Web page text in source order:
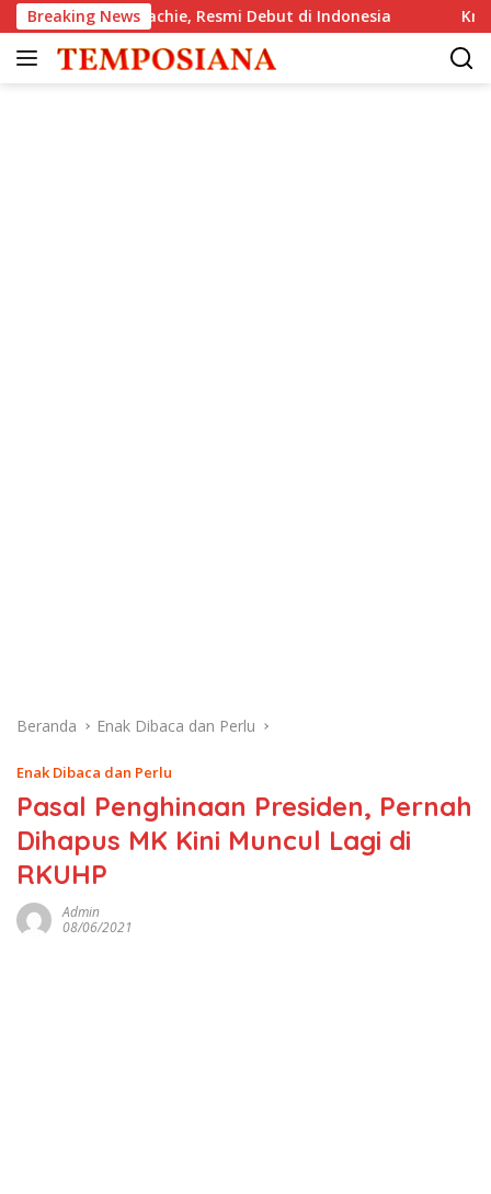
Langsung
ke
konten
Breaking News
GlenAllachie, Resmi Debut di Indonesia Krisis
Beranda Enak Dibaca dan Perlu
Enak Dibaca dan Perlu
Pasal Penghinaan Presiden, Pernah
Dihapus MK Kini Muncul Lagi di
RKUHP
Admin
08/06/2021